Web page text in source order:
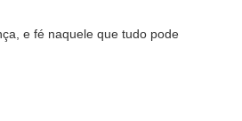
e fé naquele que tudo pode